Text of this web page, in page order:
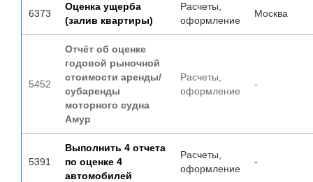
6373
Оценка ущерба
(залив квартиры)
Расчеты,
оформление
Москва
5452
Отчёт об оценке
годовой рыночной
стоимости аренды/
субаренды
моторного судна
Амур
Расчеты,
оформление
-
5391
Выполнить 4 отчета
по оценке 4
автомобилей
Расчеты,
оформление
-